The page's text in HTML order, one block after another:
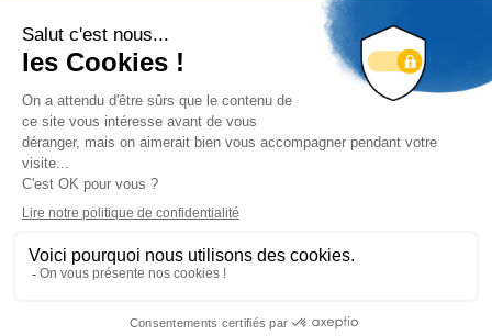
75 009 Paris
Espace Presse
Trouver un
professionnel
Nous suivre